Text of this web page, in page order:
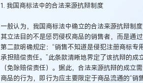
1. 我国商标法中的合法来源抗辩制度
一般认为，我国商标法中确立的合法来源抗辩制
其立法目的不是惩罚侵权商品的销售者，而是通
第二款明确规定：“销售不知道是侵犯注册商标
承担赔偿责任。”此条款清晰地界定了该抗辩的
（免除赔偿责任）。据此，合法来源抗辩的成立
商品的行为，即行为应主要限定于商品流通的“